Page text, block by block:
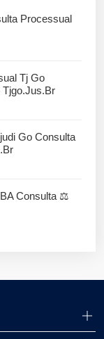
Processual
Tj Go
Tjgo.jus.br
Go Consulta
Consulta ⚖️